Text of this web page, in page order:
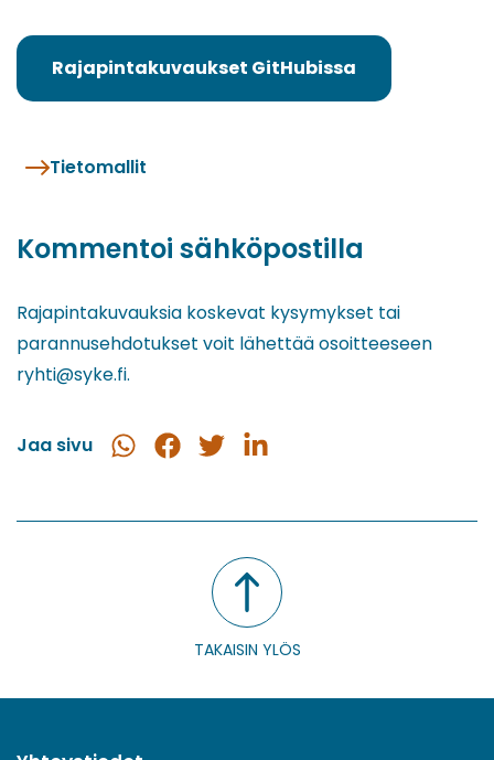
Rajapintakuvaukset GitHubissa
(siirryt
Tietomallit
Kommentoi sähköpostilla
Rajapintakuvauksia koskevat kysymykset tai
parannusehdotukset voit lähettää osoitteeseen
ryhti@syke.fi.
Jaa sivu
Jaa
Jaa
Jaa
Jaa
TAKAISIN YLÖS